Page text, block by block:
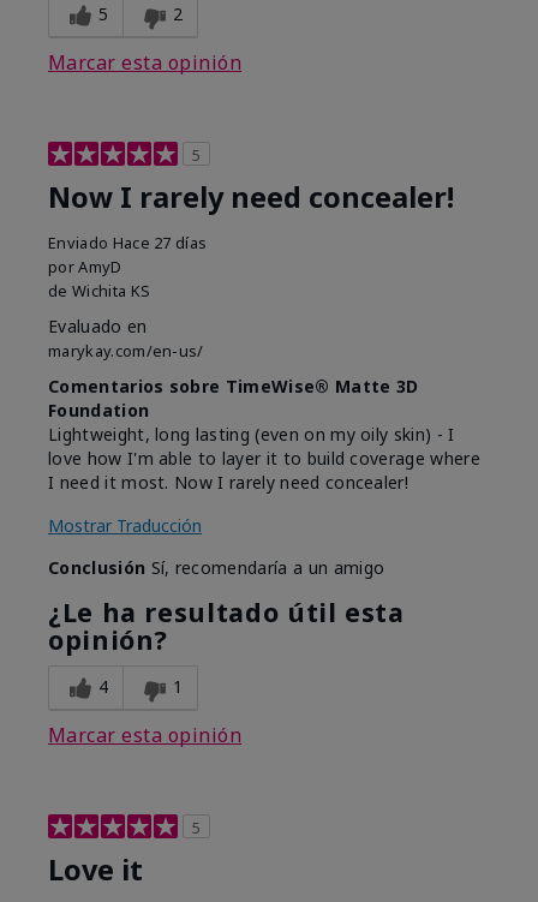
5 2
Marcar esta opinión
5
Now I rarely need concealer!
Enviado Hace 27 días
porAmyD
de Wichita KS
Evaluado en
marykay.com/en-us/
Comentarios sobre TimeWise® Matte 3D
Foundation
Lightweight, long lasting (even on my oily skin) - I
love how I'm able to layer it to build coverage where
I need it most. Now I rarely need concealer!
Mostrar Traducción
Conclusión Sí, recomendaría a un amigo
¿Le ha resultado útil esta
opinión?
4 1
Marcar esta opinión
5
Love it